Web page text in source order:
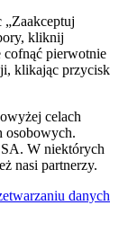
kliknij
cofnąć pierwotnie
klikając przycisk
celach
osobowych.
W niektórych
nasi partnerzy.
danych